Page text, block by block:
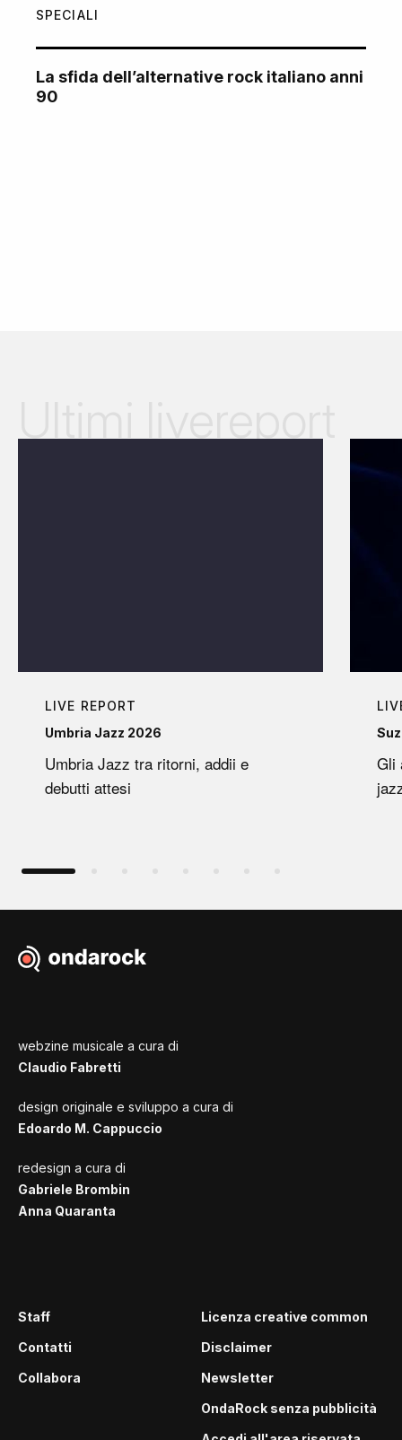
SPECIALI
La sfida dell’alternative rock italiano anni
90
LIVE REPORT
Umbria Jazz 2026
Umbria Jazz tra ritorni, addii e
debutti attesi
Gli
webzine musicale a cura di
Claudio Fabretti
design originale e sviluppo a cura di
Edoardo M. Cappuccio
redesign a cura di
Gabriele Brombin
Anna Quaranta
Staff
Contatti
Collabora
Licenza creative common
Disclaimer
Newsletter
OndaRock senza pubblicità